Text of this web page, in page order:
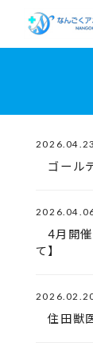
2026.04.23
ゴール
4月開催
て】
住田獣